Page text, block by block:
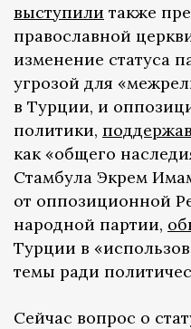
выступили также
православной
изменение статуса
угрозой для
в Турции, и
политики,
как «общего
Стамбула Экрем
от оппозиционной
народной партии,
Турции в
темы ради
Сейчас вопрос о